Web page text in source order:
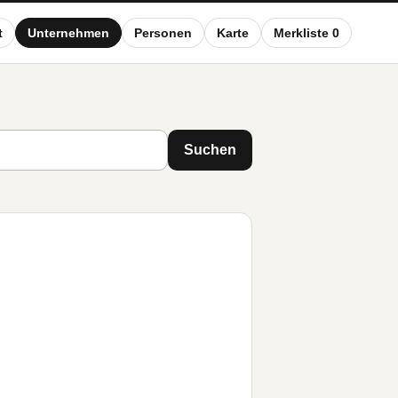
Unternehmen Personen Karte Merkliste 0
Suchen